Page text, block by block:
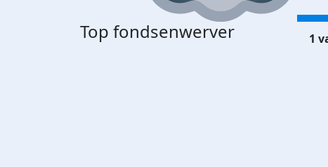
Top fondsenwerver 1